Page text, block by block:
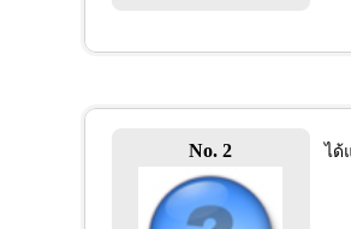
No. 2 ได้